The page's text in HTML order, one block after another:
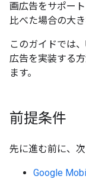
画広告をサポート
比べた場合の大き
このガイドでは
広告を実装する
ます。
前提条件
先に進む前に、
Google